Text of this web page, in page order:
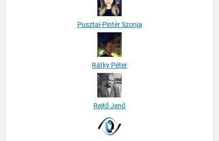
Pusztai-Pintér Szonja
Rátky Péter
Rejtő Jenő